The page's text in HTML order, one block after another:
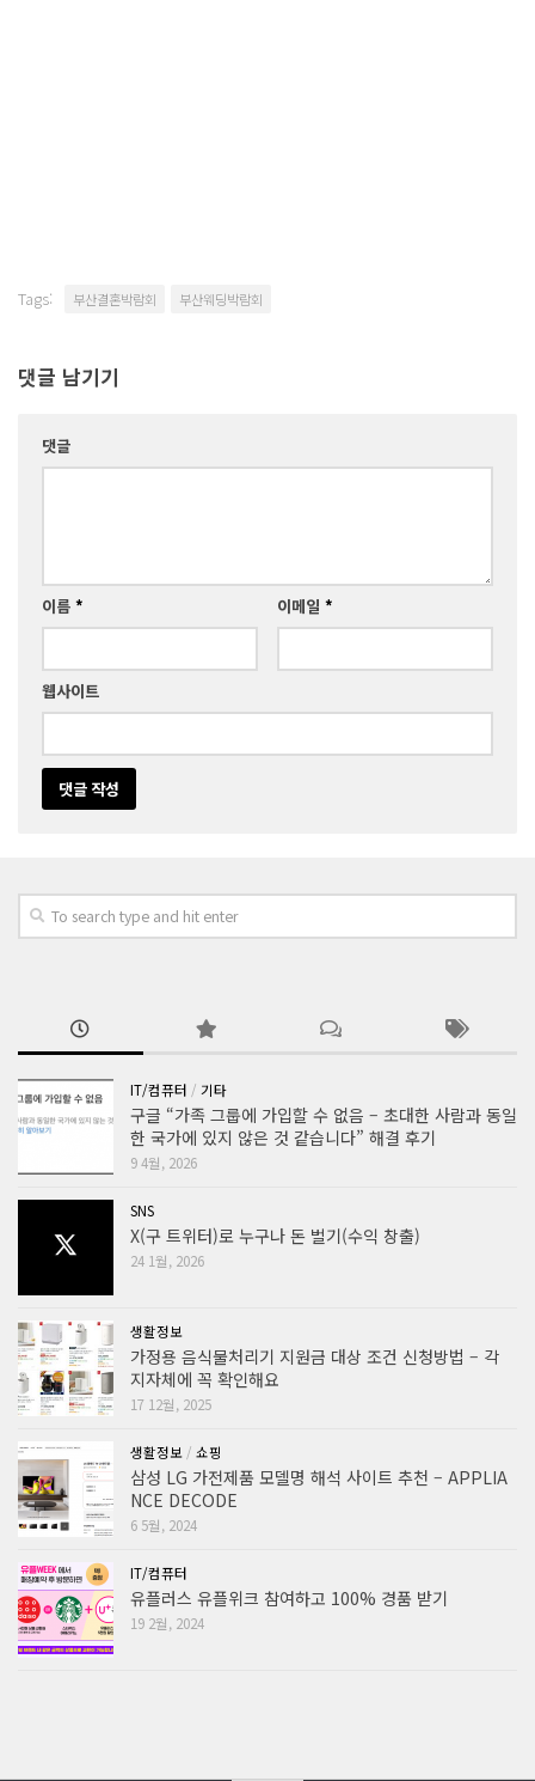
Tags: 부산결혼박람회 부산웨딩박람회
댓글 남기기
댓글
이름 * 이메일 *
웹사이트
IT/컴퓨터 / 기타
구글 “가족 그룹에 가입할 수 없음 – 초대한 사람과 동일
한 국가에 있지 않은 것 같습니다” 해결 후기
9 4월, 2026
SNS
X(구 트위터)로 누구나 돈 벌기(수익 창출)
24 1월, 2026
생활정보
가정용 음식물처리기 지원금 대상 조건 신청방법 – 각
지자체에 꼭 확인해요
17 12월, 2025
생활정보/ 쇼핑
삼성 LG 가전제품 모델명 해석 사이트 추천 – APPLIA
NCE DECODE
6 5월, 2024
IT/컴퓨터
유플러스 유플위크 참여하고 100% 경품 받기
19 2월, 2024